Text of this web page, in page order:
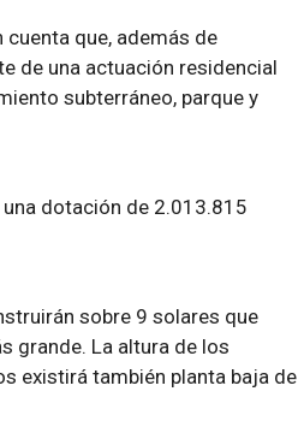
que, además de
de una actuación residencial
subterráneo, parque y
dotación de 2.013.815
sobre 9 solares que
grande. La altura de los
existirá también planta baja de